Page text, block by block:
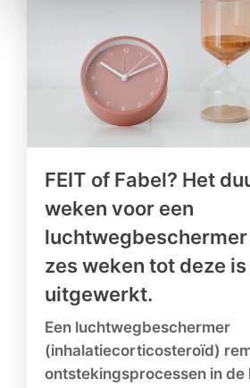
FEIT of Fabel? Het
weken voor een
zes weken tot deze is
uitgewerkt.
Een luchtwegbeschermer
(inhalatiecorticosteroïd)
ontstekingsprocessen in de